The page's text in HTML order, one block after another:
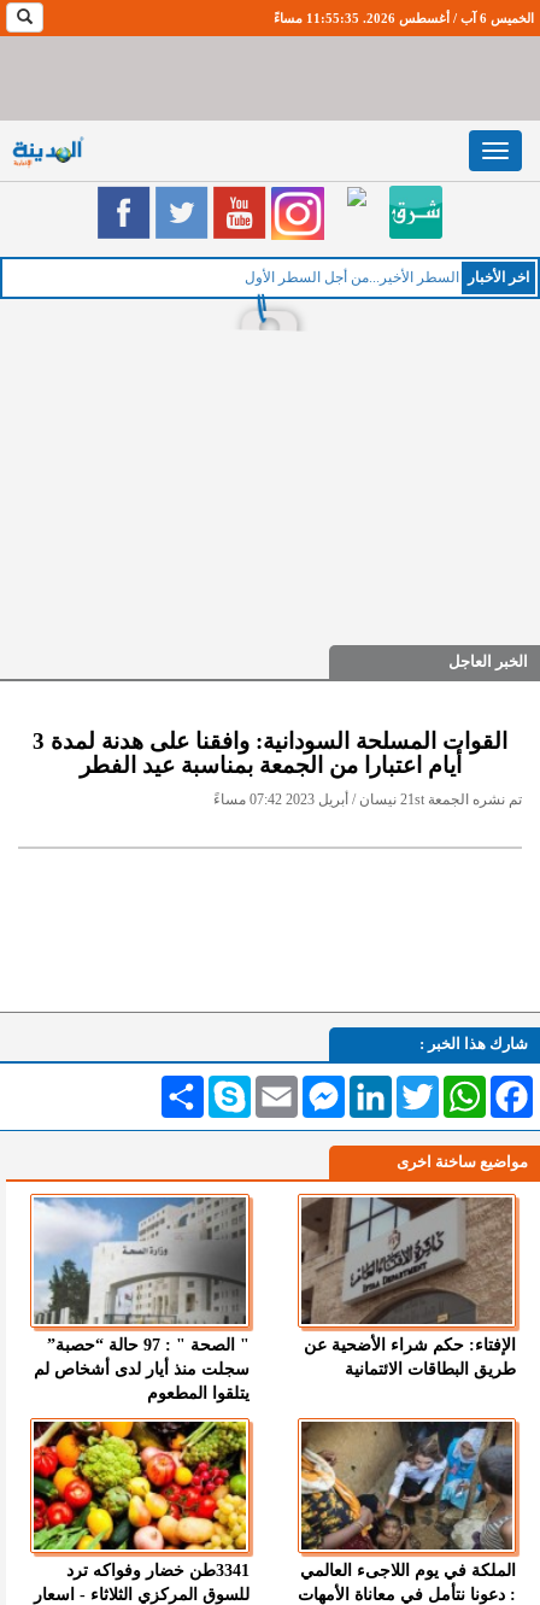
الخميس 6 آب / أغسطس 2026. 11:55:35 مساءً
Toggle
navigation
اخر اﻷخبار السطر الأخير...من أجل السطر الأول
الخبر العاجل
القوات المسلحة السودانية: وافقنا على هدنة لمدة 3
أيام اعتبارا من الجمعة بمناسبة عيد الفطر
تم نشره الجمعة 21st نيسان / أبريل 2023 07:42 مساءً
شارك هذا الخبر :
انشر Skype Email
MessengerLinkedInTwitterWhatsAppFacebook
مواضيع ساخنة اخرى
الإفتاء: حكم شراء الأضحية عن
طريق البطاقات الائتمانية
" الصحة " : 97 حالة “حصبة”
سجلت منذ أيار لدى أشخاص لم
يتلقوا المطعوم
الملكة في يوم اللاجىء العالمي
: دعونا نتأمل في معاناة الأمهات
3341طن خضار وفواكه ترد
للسوق المركزي الثلاثاء - اسعار